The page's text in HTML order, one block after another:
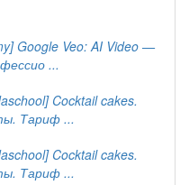
Google Veo: AI Video —
...
Cocktail cakes.
Тариф ...
Cocktail cakes.
Тариф ...